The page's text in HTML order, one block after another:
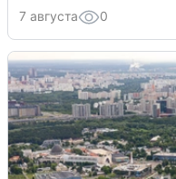
7 августа 0